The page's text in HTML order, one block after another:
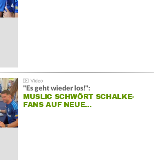
"Es geht wieder los!":
MUSLIC SCHWÖRT SCHALKE-
FANS AUF NEUE…